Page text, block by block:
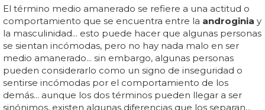
El término medio amanerado se refiere a una actitud o
comportamiento que se encuentra entre la androginia y
la masculinidad... esto puede hacer que algunas personas
se sientan incómodas, pero no hay nada malo en ser
medio amanerado... sin embargo, algunas personas
pueden considerarlo como un signo de inseguridad o
sentirse incómodas por el comportamiento de los
demás... aunque los dos términos pueden llegar a ser
sinónimos, existen algunas diferencias que los separan...